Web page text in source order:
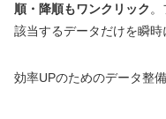
順・降順もワンクリック
該当するデータだけを瞬時
効率UPのためのデータ整